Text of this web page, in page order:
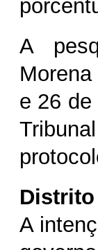
A
Morena
e 26 de
Distrito
A